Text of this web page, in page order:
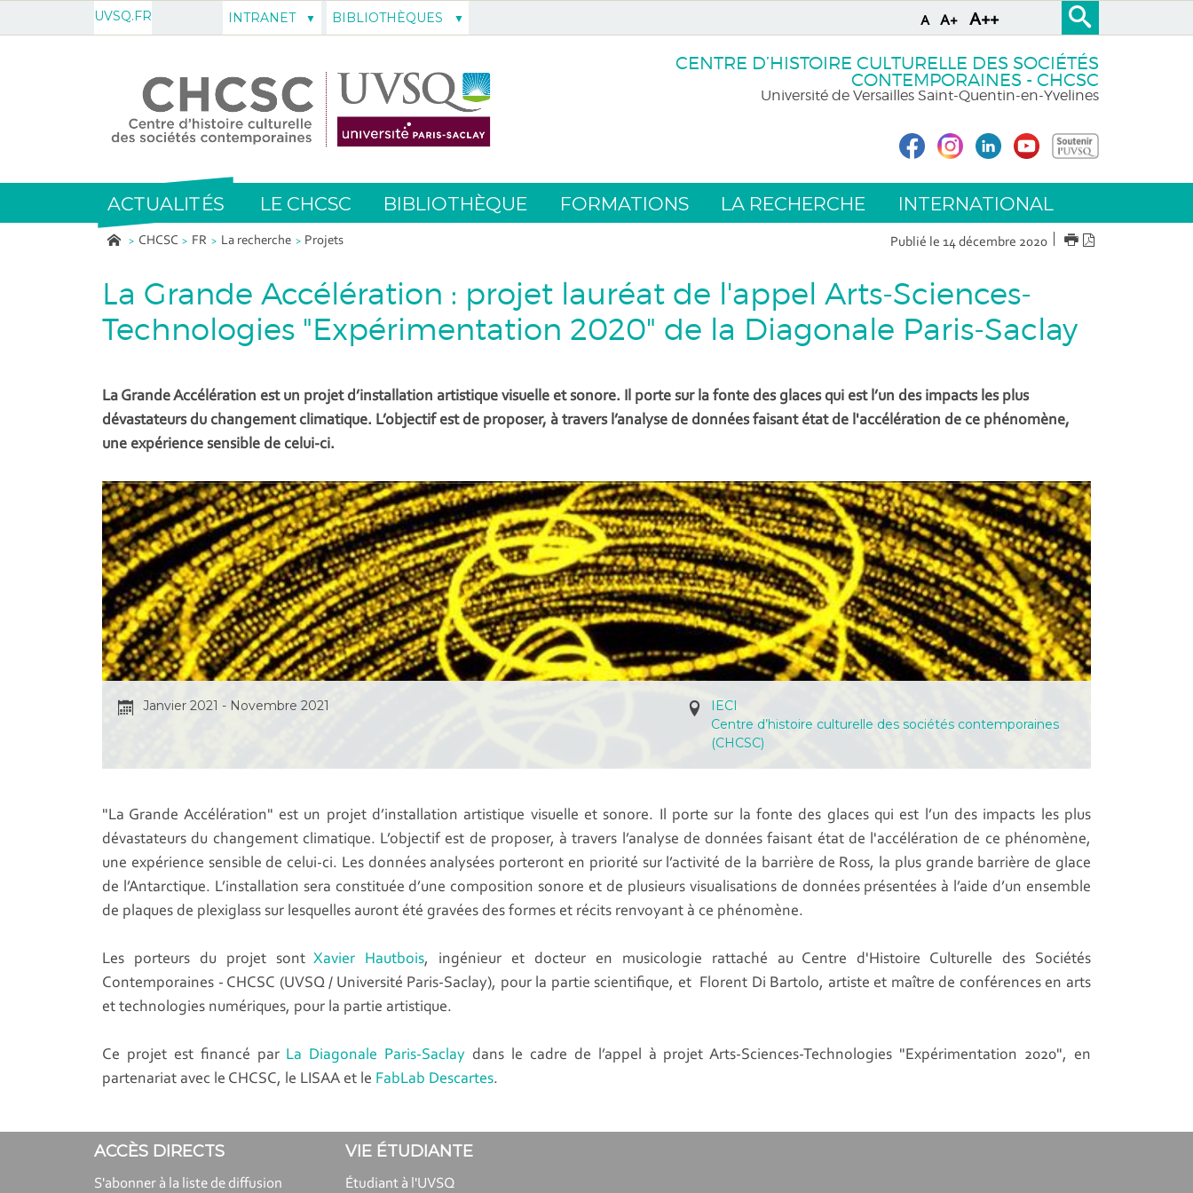
A A+ A++
UVSQ.FR
CENTRE D’HISTOIRE CULTURELLE DES SOCIÉTÉS
CONTEMPORAINES - CHCSC
Université de Versailles Saint-Quentin-en-Yvelines
ACTUALITÉS LE CHCSC BIBLIOTHÈQUE FORMATIONS LA RECHERCHE INTERNATIONAL
CHCSC FR La recherche Projets Publié le 14 décembre 2020 IMPRIMER
La Grande Accélération : projet lauréat de l'appel Arts-Sciences-
Technologies "Expérimentation 2020" de la Diagonale Paris-Saclay
La Grande Accélération est un projet d’installation artistique visuelle et sonore. Il porte sur la fonte des glaces qui est l’un des impacts les plus
dévastateurs du changement climatique. L’objectif est de proposer, à travers l’analyse de données faisant état de l'accélération de ce phénomène,
une expérience sensible de celui-ci.
Janvier 2021 - Novembre 2021
IECI
Centre d’histoire culturelle des sociétés contemporaines
(CHCSC)
"La Grande Accélération" est un projet d’installation artistique visuelle et sonore. Il porte sur la fonte des glaces qui est l’un des impacts les plus
dévastateurs du changement climatique. L’objectif est de proposer, à travers l’analyse de données faisant état de l'accélération de ce phénomène,
une expérience sensible de celui-ci. Les données analysées porteront en priorité sur l’activité de la barrière de Ross, la plus grande barrière de glace
de l’Antarctique. L’installation sera constituée d’une composition sonore et de plusieurs visualisations de données présentées à l’aide d’un ensemble
de plaques de plexiglass sur lesquelles auront été gravées des formes et récits renvoyant à ce phénomène.
Les porteurs du projet sontXavier Hautbois, ingénieur et docteur en musicologie rattaché au Centre d'Histoire Culturelle des Sociétés
Contemporaines - CHCSC (UVSQ / Université Paris-Saclay), pour la partie scientifique, et Florent Di Bartolo, artiste et maître de conférences en arts
et technologies numériques, pour la partie artistique.
Ce projet est financé par La Diagonale Paris-Saclay dans le cadre de l’appel à projet Arts-Sciences-Technologies "Expérimentation 2020", en
partenariat avec le CHCSC, le LISAA et le FabLab Descartes.
INTRANET BIBLIOTHÈQUES
ACCÈS DIRECTS
S'abonner à la liste de diffusion
VIE ÉTUDIANTE
Étudiant à l'UVSQ